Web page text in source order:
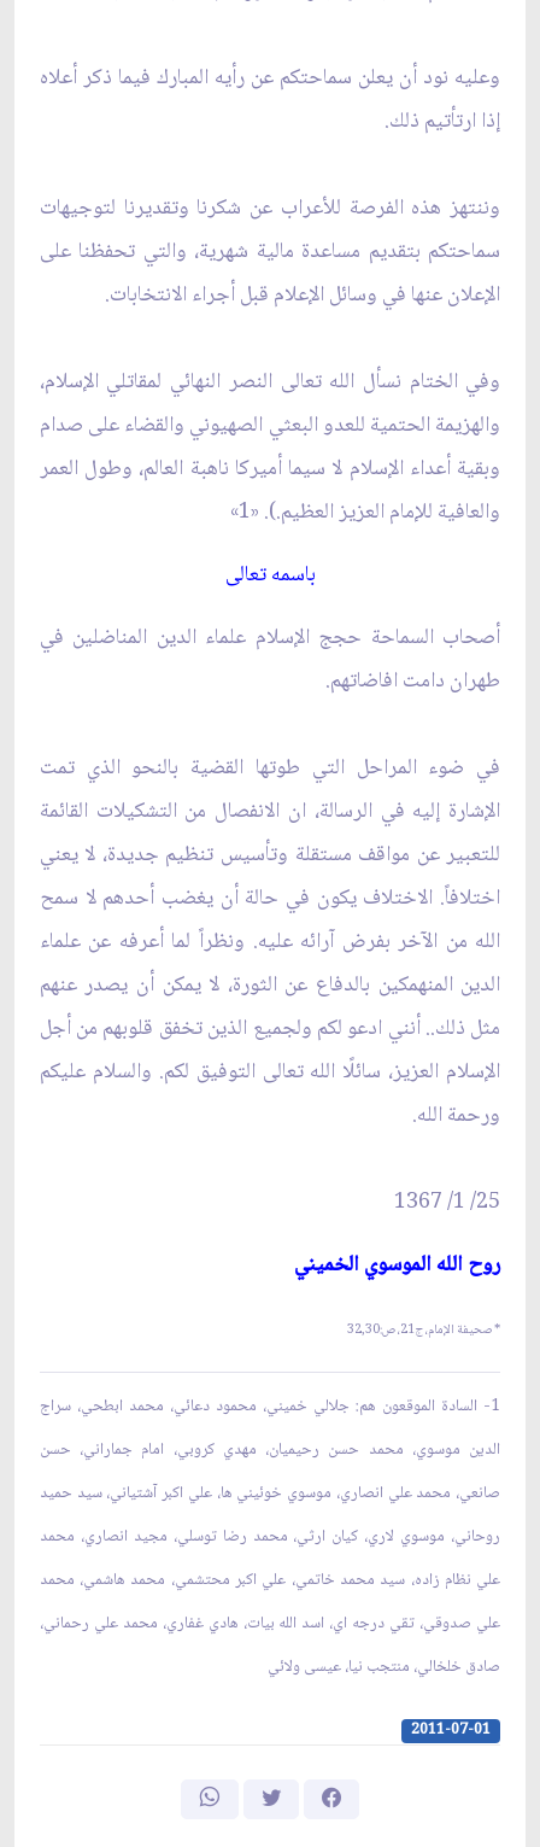
وعليه نود أن يعلن سماحتكم عن رأيه المبارك فيما ذكر أعلاه
إذا ارتأتيم ذلك.
وننتهز هذه الفرصة للأعراب عن شكرنا وتقديرنا لتوجيهات
سماحتكم بتقديم مساعدة مالية شهرية، والتي تحفظنا على
الإعلان عنها في وسائل الإعلام قبل أجراء الانتخابات.
وفي الختام نسأل الله تعالى النصر النهائي لمقاتلي الإسلام،
والهزيمة الحتمية للعدو البعثي الصهيوني والقضاء على صدام
وبقية أعداء الإسلام لا سيما أميركا ناهبة العالم، وطول العمر
والعافية للإمام العزيز العظيم.)
. «1»
باسمه تعالى‏
أصحاب السماحة حجج الإسلام علماء الدين المناضلين في
طهران دامت افاضاتهم.
في ضوء المراحل التي طوتها القضية بالنحو الذي تمت
الإشارة إليه في الرسالة، ان الانفصال من التشكيلات القائمة
للتعبير عن مواقف مستقلة وتأسيس تنظيم جديدة، لا يعني
اختلافاً. الاختلاف يكون في حالة أن يغضب أحدهم لا سمح
الله من الآخر بفرض آرائه عليه. ونظراً لما أعرفه عن علماء
الدين المنهمكين بالدفاع عن الثورة، لا يمكن أن يصدر عنهم
مثل ذلك.. أنني ادعو لكم ولجميع الذين تخفق قلوبهم من أجل
الإسلام العزيز، سائلًا الله تعالى التوفيق لكم. والسلام عليكم
ورحمة الله.
25/ 1/ 1367
روح الله الموسوي الخميني‏
* صحيفة الإمام، ج21، ص: 32,30
1- السادة الموقعون هم: جلالي خميني، محمود دعائي، محمد ابطحي، سراج
الدين موسوي، محمد حسن رحيميان، مهدي كروبي، امام جماراني، حسن
صانعي، محمد علي انصاري، موسوي خوئيني ها، علي اكبر آشتياني، سيد حميد
روحاني، موسوي لاري، كيان ارثي، محمد رضا توسلي، مجيد انصاري، محمد
علي نظام زاده، سيد محمد خاتمي، علي اكبر محتشمي، محمد هاشمي، محمد
علي صدوقي، تقي درجه اي، اسد الله بيات، هادي غفاري، محمد علي رحماني،
صادق خلخالي، منتجب نيا، عيسى ولائي‏
2011-07-01